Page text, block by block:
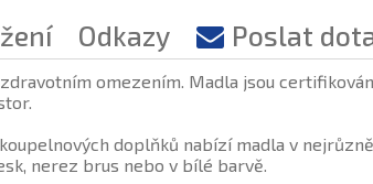
Odkazy Poslat
omezením. Madla jsou
doplňků nabízí madla v
nerez brus nebo v bílé barvě.